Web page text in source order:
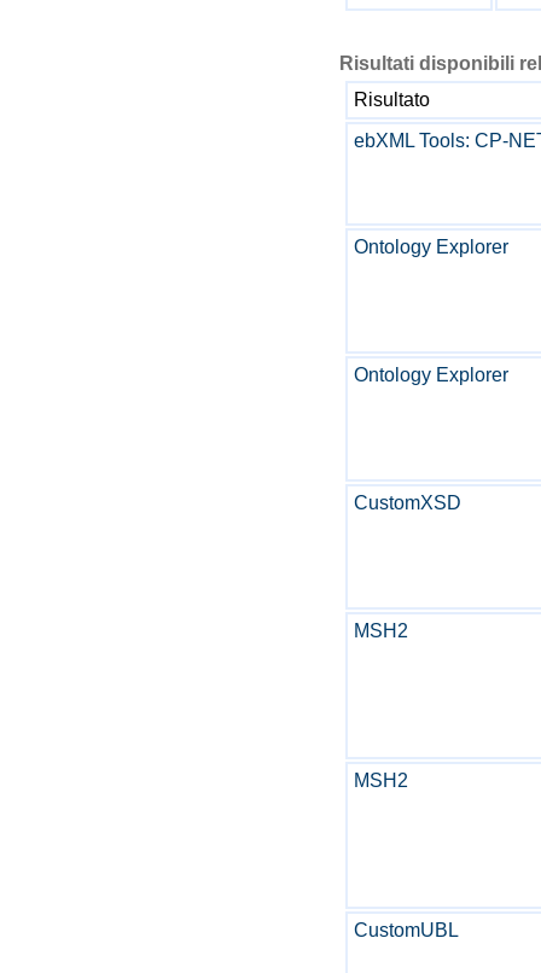
Risultati disponibili
Risultato
ebXML Tools: CP-
Ontology Explorer
Ontology Explorer
CustomXSD
MSH2
MSH2
CustomUBL